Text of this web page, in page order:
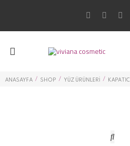
ANASAYFA / SHOP / YÜZ ÜRÜNLERI / KAPATICI